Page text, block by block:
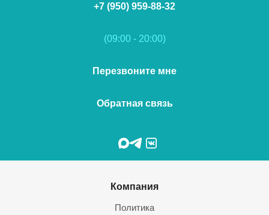
+7 (950) 959-88-32
(09:00 - 20:00)
Перезвоните мне
Обратная связь
Компания
Политика